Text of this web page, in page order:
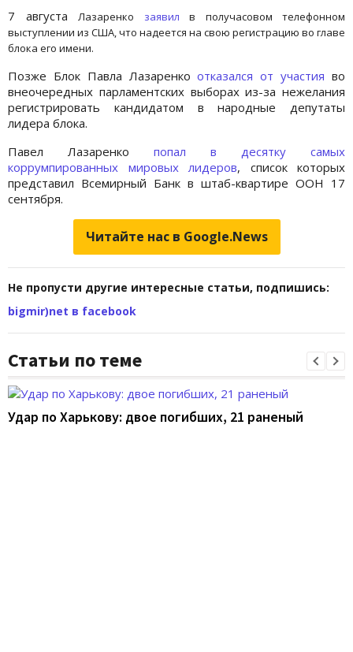
7 августа Лазаренко заявил в получасовом телефонном
выступлении из США, что надеется на свою регистрацию во главе
блока его имени.
Позже Блок Павла Лазаренкоотказался от участия во
внеочередных парламентских выборах из-за нежелания
регистрировать кандидатом в народные депутаты
лидера блока.
Павел Лазаренко попал в десятку самых
коррумпированных мировых лидеров, список которых
представил Всемирный Банк в штаб-квартире ООН 17
сентября.
Читайте нас в Google.News
Не пропусти другие интересные статьи, подпишись:
bigmir)net в facebook
Статьи по теме
Удар по Харькову: двое погибших, 21 раненый